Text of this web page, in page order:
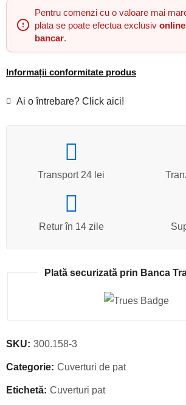
Pentru comenzi cu o valoare mai
plata se poate efectua exclusiv
bancar.
Informații conformitate produs
Ai o întrebare? Click aici!
Transport 24 lei
Retur în 14 zile
Plată securizată prin Banca
SKU: 300.158-3
Categorie: Cuverturi de pat
Etichetă: Cuverturi pat